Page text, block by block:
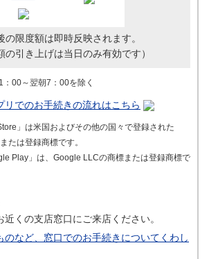
の限度額は即時反映されます。
の引き上げは当日のみ有効です）
：00～翌朝7：00を除く
リでのお手続きの流れはこちら
」は米国およびその他の国々で登録された
たは登録商標です。
Play」は、Google LLCの商標または登録商標で
近くの支店窓口にご来店ください。
のなど、窓口でのお手続きについてくわし